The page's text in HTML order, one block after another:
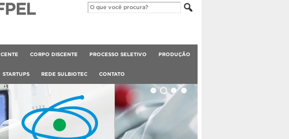
CORPO DISCENTE PROCESSO SELETIVO PRODUÇÃO
STARTUPS REDE SULBIOTEC CONTATO